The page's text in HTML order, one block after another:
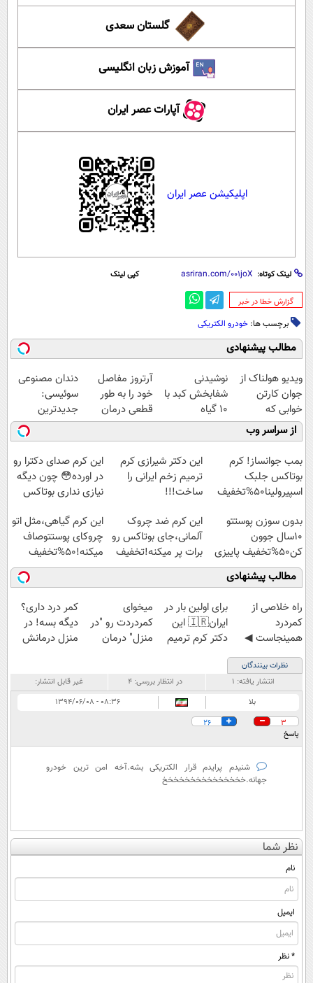
گلستان سعدی
آموزش زبان انگلیسی
آپارات عصر ایران
اپلیکیشن عصر ایران
لینک کوتاه: کپی لینک
‌گزارش خطا در خبر
برچسب ها: خودرو الکتریکی
مطالب پیشنهادی
ویدیو هولناک از
جوان کارتن
خوابی که
میلیاردر شد.
آموزش رایگان
نوشیدنی
شفابخش کبد با
10 گیاه
موثر(تخفیف تا
امشب)
آرتروز مفاصل
خود را به طور
قطعی درمان
کنید!
◗پرسش‌نامه◖
دندان مصنوعی
سوئیسی:
جدیدترین
فناوری اروپا،
سبک و مقاوم |
پرداخت قسطی
از سراسر وب
بمب جوانساز! کرم
بوتاکس جلبک
اسپیرولینا50%تخفیف
این دکتر شیرازی کرم
ترمیم زخم ایرانی را
ساخت!!!
این کرم صدای دکترا رو
در اورده😳 چون دیگه
نیازی نداری بوتاکس
بدون سوزن پوستتو
10سال جوون
کن50%تخفیف پاییزی
این کرم ضد چروک
آلمانی،جای بوتاکس رو
برات پر میکنه!تخفیف
تا امشب
این کرم گیاهی،مثل اتو
چروکای پوستتوصاف
میکنه!50%تخفیف
مطالب پیشنهادی
‌راه خلاصی از
کمردرد
همینجاست ◀
فقط کافیه فرم
رو پر کنی!
برای اولین بار در
ایران🇮🇷 این
دکتر کرم ترمیم
میخوای
کمردردت رو "در
منزل" درمان
کمر درد داری؟
دیگه بسه! در
منزل درمانش
نظرات بینندگان
انتشار یافته: ۱ در انتظار بررسی: ۴
غیر قابل انتشار:
بلا
۰۸:۳۶ - ۱۳۹۴/۰۶/۰۸
3
26
پاسخ
شنیدم پرایدم قرار الکتریکی بشه.آخه امن ترین خودرو
جهانه.خخخخخخخخخخخخخخخ
نظر شما
نام
ایمیل
* نظر